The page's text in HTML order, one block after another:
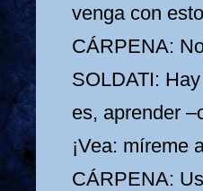
venga con
CÁRPENA:
SOLDATI:
es, aprender
¡Vea: míreme
CÁRPENA: